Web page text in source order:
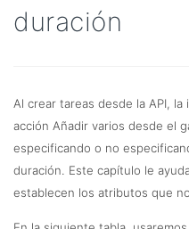
duración
Al crear tareas desde la API,
acción Añadir varios desde el
especificando o no
duración. Este capítulo le
establecen los atributos que